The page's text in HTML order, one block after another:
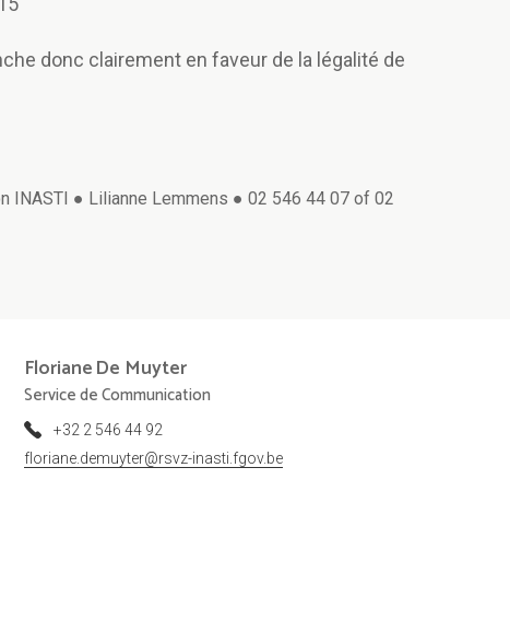
donc clairement en faveur de la légalité de
INASTI ● Lilianne Lemmens ● 02 546 44 07 of 02
FlorianeDe Muyter
Service de Communication
+32 2 546 44 92
floriane.demuyter@rsvz-inasti.fgov.be